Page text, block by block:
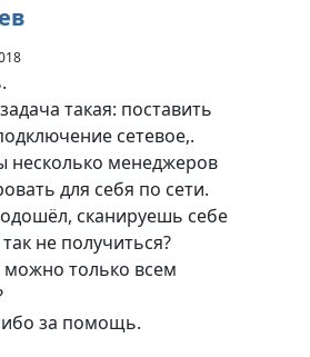
такая: поставить
сетевое,.
несколько менеджеров
для себя по сети.
сканируешь себе
не получиться?
можно только всем
за помощь.